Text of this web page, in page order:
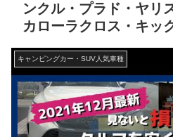
ンクル・プラド・ヤリ
カローラクロス・キッ
キャンピングカー・SUV人気車種